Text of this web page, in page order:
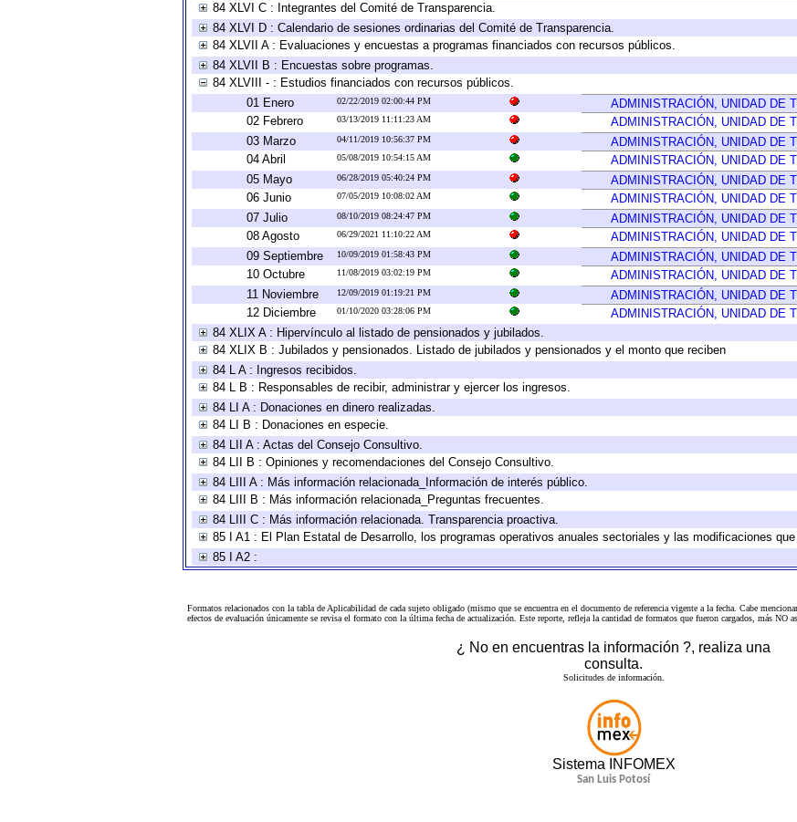
84 XLVI C : Integrantes del Comité de Transparencia.
84 XLVI D : Calendario de sesiones ordinarias del Comité de Transparencia.
84 XLVII A : Evaluaciones y encuestas a programas financiados con recursos públicos.
84 XLVII B : Encuestas sobre programas.
84 XLVIII - : Estudios financiados con recursos públicos.
01 Enero
02/22/2019 02:00:44 PM ADMINISTRACIÓN, UNIDAD DE
02 Febrero 03/13/2019 11:11:23 AM ADMINISTRACIÓN, UNIDAD DE
03 Marzo 04/11/2019 10:56:37 PM ADMINISTRACIÓN, UNIDAD DE
04 Abril 05/08/2019 10:54:15 AM ADMINISTRACIÓN, UNIDAD DE
05 Mayo 06/28/2019 05:40:24 PM ADMINISTRACIÓN, UNIDAD DE
06 Junio 07/05/2019 10:08:02 AM ADMINISTRACIÓN, UNIDAD DE
07 Julio 08/10/2019 08:24:47 PM ADMINISTRACIÓN, UNIDAD DE
08 Agosto 06/29/2021 11:10:22 AM ADMINISTRACIÓN, UNIDAD DE
09 Septiembre 10/09/2019 01:58:43 PM ADMINISTRACIÓN, UNIDAD DE
10 Octubre 11/08/2019 03:02:19 PM ADMINISTRACIÓN, UNIDAD DE
11 Noviembre 12/09/2019 01:19:21 PM ADMINISTRACIÓN, UNIDAD DE
12 Diciembre 01/10/2020 03:28:06 PM ADMINISTRACIÓN, UNIDAD DE
84 XLIX A : Hipervínculo al listado de pensionados y jubilados.
84 XLIX B : Jubilados y pensionados. Listado de jubilados y pensionados y el monto que reciben
84 L A : Ingresos recibidos.
84 L B : Responsables de recibir, administrar y ejercer los ingresos.
84 LI A : Donaciones en dinero realizadas.
84 LI B : Donaciones en especie.
84 LII A : Actas del Consejo Consultivo.
84 LII B : Opiniones y recomendaciones del Consejo Consultivo.
84 LIII A : Más información relacionada_Información de interés público.
84 LIII B : Más información relacionada_Preguntas frecuentes.
84 LIII C : Más información relacionada. Transparencia proactiva.
85 I A1 : El Plan Estatal de Desarrollo, los programas operativos anuales sectoriales y las modificaciones
85 I A2 :
Formatos relacionados con la tabla de Aplicabilidad de cada sujeto obligado (mismo que se encuentra en el documento de referenciavigente a la fecha. Cabe
efectos de evaluación únicamente se revisa el formato con la última fecha de actualización. Este reporte, refleja la cantidad de formatos que fueron cargados, más
¿ No en encuentras la información ?, realiza una
consulta.
Solicitudes de información.
Sistema INFOMEX
San Luis Potosí